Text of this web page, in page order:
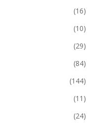
(16)
(10)
(29)
(84)
(144)
(11)
(24)